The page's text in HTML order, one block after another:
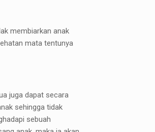
membiarkan anak
mata tentunya
juga dapat secara
sehingga tidak
sebuah